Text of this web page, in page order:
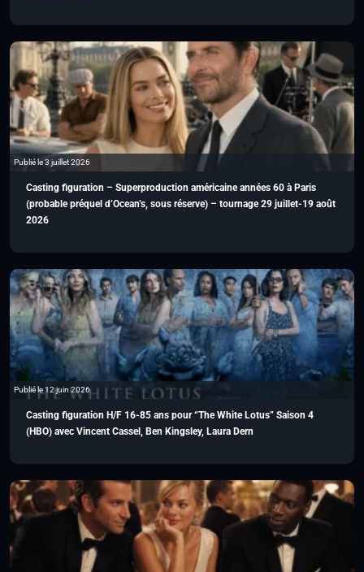
Publié le 3 juillet 2026
Casting figuration – Superproduction américaine années 60 à Paris
(probable préquel d’Ocean’s, sous réserve) – tournage 29 juillet-19 août
2026
Publié le 12 juin 2026
Casting figuration H/F 16-85 ans pour “The White Lotus” Saison 4
(HBO) avec Vincent Cassel, Ben Kingsley, Laura Dern